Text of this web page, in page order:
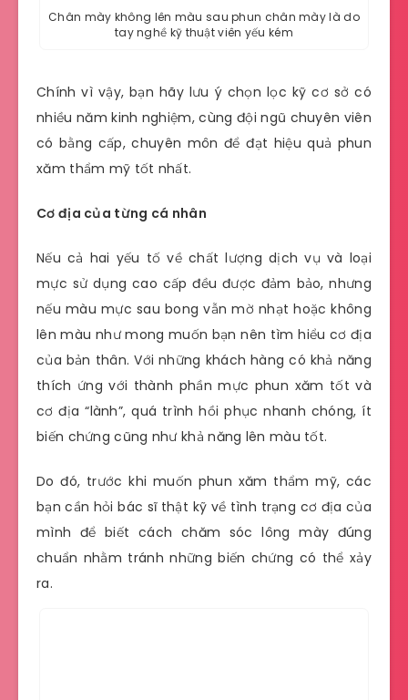
Chân mày không lên màu sau phun chân mày là do
tay nghề kỹ thuật viên yếu kém
Chính vì vậy, bạn hãy lưu ý chọn lọc kỹ cơ sở có
nhiều năm kinh nghiệm, cùng đội ngũ chuyên viên
có bằng cấp, chuyên môn để đạt hiệu quả phun
xăm thẩm mỹ tốt nhất.
Cơ địa của từng cá nhân
Nếu cả hai yếu tố về chất lượng dịch vụ và loại
mực sử dụng cao cấp đều được đảm bảo, nhưng
nếu màu mực sau bong vẫn mờ nhạt hoặc không
lên màu như mong muốn bạn nên tìm hiểu cơ địa
của bản thân. Với những khách hàng có khả năng
thích ứng với thành phần mực phun xăm tốt và
cơ địa “lành”, quá trình hồi phục nhanh chóng, ít
biến chứng cũng như khả năng lên màu tốt.
Do đó, trước khi muốn phun xăm thẩm mỹ, các
bạn cần hỏi bác sĩ thật kỹ về tình trạng cơ địa của
mình để biết cách chăm sóc lông mày đúng
chuẩn nhằm tránh những biến chứng có thể xảy
ra.